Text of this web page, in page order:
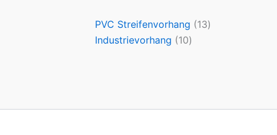
PVC Streifenvorhang 13
Industrievorhang 10